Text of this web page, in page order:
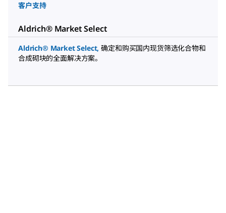
客户支持
Aldrich® Market Select
Aldrich® Market Select, 确定和购买国内现货筛选化合物和
合成砌块的全面解决方案。